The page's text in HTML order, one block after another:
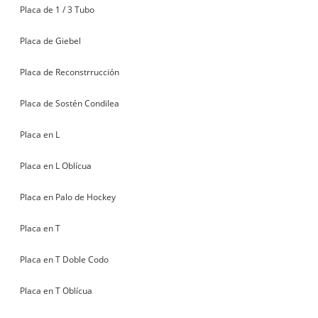
Placa de 1 / 3 Tubo
Placa de Giebel
Placa de Reconstrrucción
Placa de Sostén Condilea
Placa en L
Placa en L Oblícua
Placa en Palo de Hockey
Placa en T
Placa en T Doble Codo
Placa en T Oblícua